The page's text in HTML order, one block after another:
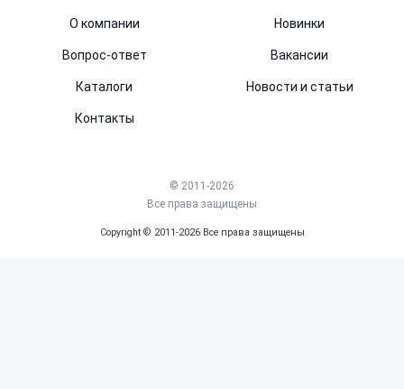
О компании Новинки
Вопрос-ответ Вакансии
Каталоги Новости и статьи
Контакты
© 2011-2026
Все права защищены
Copyright © 2011-2026 Все права защищены